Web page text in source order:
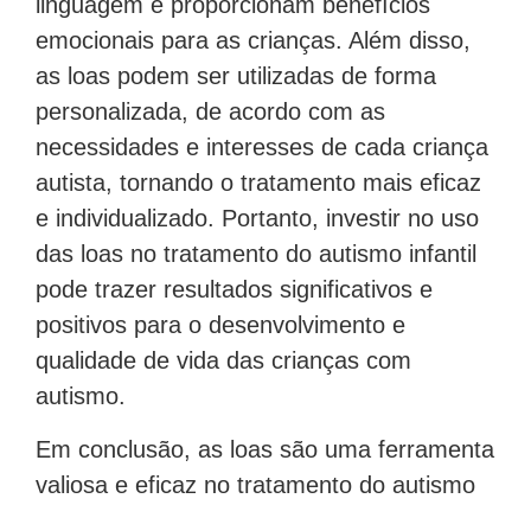
emocionais para as crianças. Além disso,
as loas podem ser utilizadas de forma
personalizada, de acordo com as
necessidades e interesses de cada criança
autista, tornando o tratamento mais eficaz
e individualizado. Portanto, investir no uso
das loas no tratamento do autismo infantil
pode trazer resultados significativos e
positivos para o desenvolvimento e
qualidade de vida das crianças com
autismo.
Em conclusão, as loas são uma ferramenta
valiosa e eficaz no tratamento do autismo